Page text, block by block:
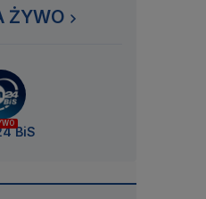
ŻYWO
BiS